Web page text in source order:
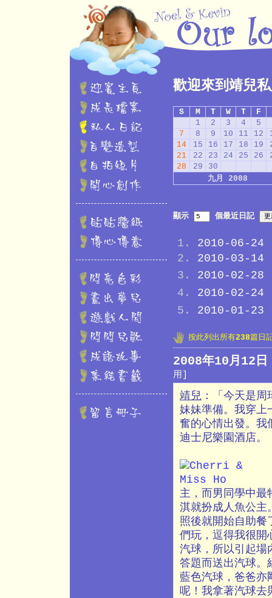
歡迎來到靖兒
S M T W T F
1
2 3 4 5
7
8 9 10 11 12
14
15 16 17 18 19
21
22 23 24 25 26
28
29
30
九月 2008
顯示 個最近日記
2010-06-24
2010-03-14
2010-02-28
2010-02-24
2010-01-23
按此列出所有238篇日
2008年10月12
用]
靖兒 ：「今天是
妹妹準備。我穿上
奮的心情出發。我
迪士尼樂園酒店。
主，而男同學中最
淇就扮成人魚公主
照後就開始自助餐
們玩，逗得我很開
汽球，所以引起場
答題而送出汽球。
藍色汽球，爸爸亦
呢！我拿著汽球去